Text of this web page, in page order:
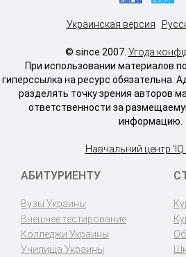
Украинская версия
© since 2007. Угода
При использовании материалов
гиперссылка на ресурс обязательна.
разделять точку зрения авторов
ответственности за
информацию.
Навчальний центр 'IQ
АБИТУРИЕНТУ
Вузы Украины
Внешнее тестирование
Колледжи Украины
Училища Украины